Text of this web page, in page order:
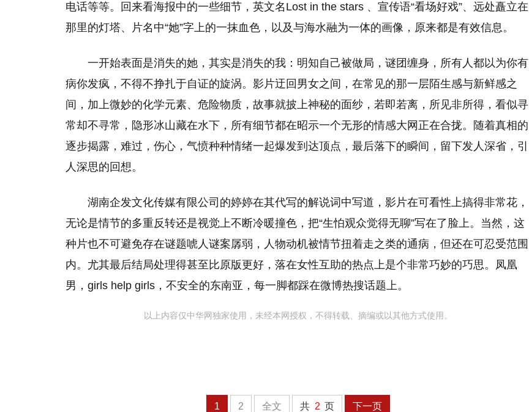
电话等等。回来看海报中的一些细节，英文名Lost in the stars 、宣传语“看场好戏”、远处矗立在
那里的灯塔、片名中“她”字上的一抹血色，以及与海水融为一体的画像，原来都是有效信息。
一开始表面是消失的她，其实是消失的我：明知自己被做局，谜团缠身，所有人都以为你有
病你发疯，不得不挣扎于自证的旋涡。影片迂回男女之间，在常见的那一层陌生感与新鲜感之
间，加上微妙的化学元素、危险物质，故事就披上神秘的面纱，若即若离，所见非所得，看似寻
常却不寻常，隐形冰山藏在水下，所有细节都在昭示一个无形的情感大网正在合拢。随着真相的
逐步揭露，难过，伤心，气愤种种情绪一起爆发到达顶点，最后落下的瞬间，留下发人深省，引
人深思的回想。
湖南企发文化传媒有限公司的婷婷在其代写的解说词中写道，影片在可看性上搞得非常花，
无论是情节的多重反转还是视觉上不断冷暖撞色，把“生怕观众觉得无聊”写在了脸上。当然，这
种片也不可避免存在谜题唬人谜案孱弱，人物动机被情节扭着走之类的通病，但还在可忍受范围
内。尤其最后结局处理得甚至比原版更好，落在女性互助的热点上是个非常巧妙的巧思。凤凰
男，girls help girls，不安全的东南亚，每一脚都踩在微博热搜话题上。
以上内容仅中华网独家使用，未经本网授权，不得转载、摘编或以其他方式使用。
1 2 全文 共 2 页 下一页